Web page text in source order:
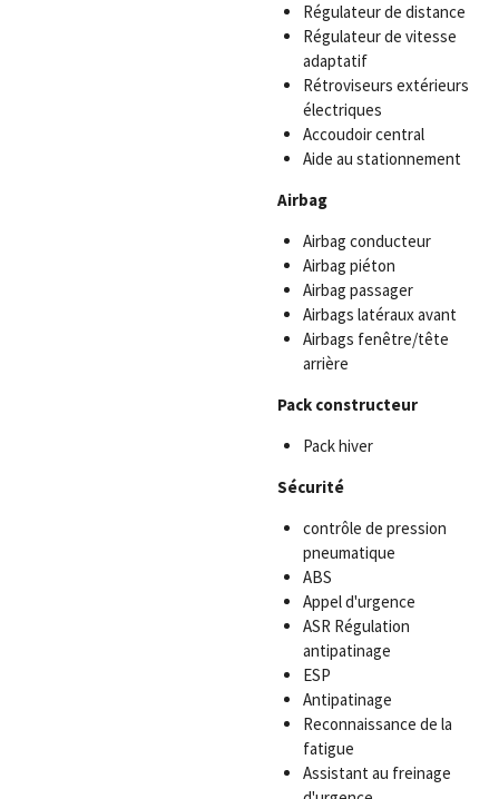
Régulateur de distance
Régulateur de vitesse
adaptatif
Rétroviseurs extérieurs
électriques
Accoudoir central
Aide au stationnement
Airbag
Airbag conducteur
Airbag piéton
Airbag passager
Airbags latéraux avant
Airbags fenêtre/tête
arrière
Pack constructeur
Pack hiver
Sécurité
contrôle de pression
pneumatique
ABS
Appel d'urgence
ASR Régulation
antipatinage
ESP
Antipatinage
Reconnaissance de la
fatigue
Assistant au freinage